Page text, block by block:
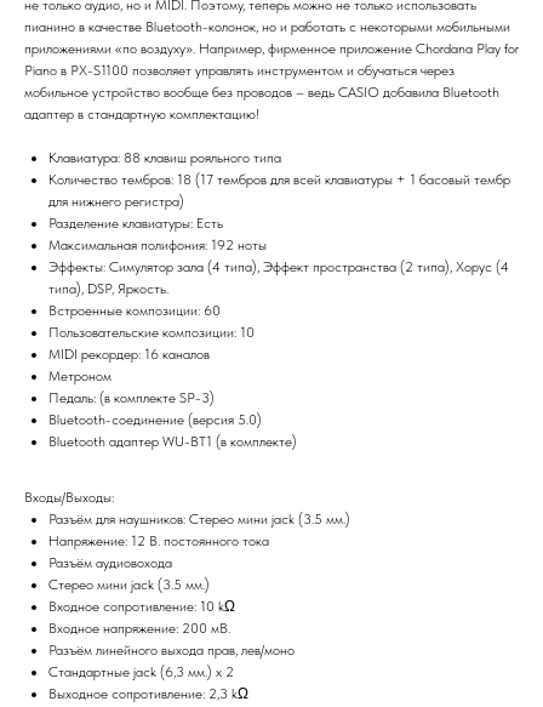
не только аудио, но и MIDI. Поэтому, теперь можно не только использовать
пианино в качестве Bluetooth-колонок, но и работать с некоторыми мобильными
приложениями «по воздуху». Например, фирменное приложение Chordana Play for
Piano в PX-S1100 позволяет управлять инструментом и обучаться через
мобильное устройство вообще без проводов – ведь CASIO добавила Bluetooth
адаптер в стандартную комплектацию!
Клавиатура: 88 клавиш рояльного типа
Количество тембров: 18 (17 тембров для всей клавиатуры + 1 басовый тембр
для нижнего регистра)
Разделение клавиатуры: Есть
Максимальная полифония: 192 ноты
Эффекты: Симулятор зала (4 типа), Эффект пространства (2 типа), Хорус (4
типа), DSP, Яркость.
Встроенные композиции: 60
Пользовательские композиции: 10
MIDI рекордер: 16 каналов
Метроном
Педаль: (в комплекте SP-3)
Bluetooth-соединение (версия 5.0)
Bluetooth адаптер WU-BT1 (в комплекте)
Входы/Выходы:
Разъём для наушников: Стерео мини jack (3.5 мм.)
Напряжение: 12 В. постоянного тока
Разъём аудиовохода
Стерео мини jack (3.5 мм.)
Входное сопротивление: 10 kΩ
Входное напряжение: 200 мВ.
Разъём линейного выхода прав, лев/моно
Стандартные jack (6,3 мм.) x 2
Выходное сопротивление: 2,3 kΩ